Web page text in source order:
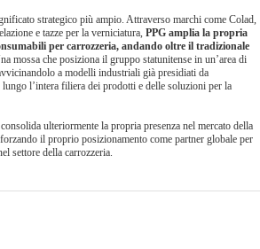
strategico più ampio. Attraverso marchi come Colad,
e tazze per la verniciatura, PPG amplia la propria
per carrozzeria, andando oltre il tradizionale
mossa che posiziona il gruppo statunitense in un’area di
a modelli industriali già presidiati da
l’intera filiera dei prodotti e delle soluzioni per la
ulteriormente la propria presenza nel mercato della
il proprio posizionamento come partner globale per
settore della carrozzeria.